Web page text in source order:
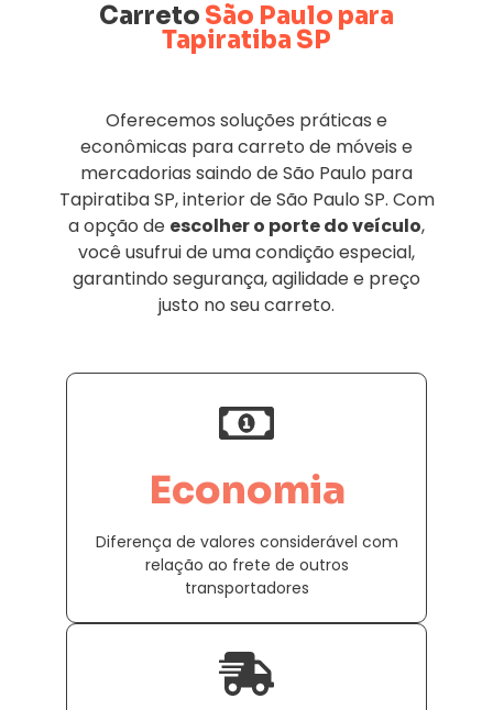
Carreto São Paulo para
Tapiratiba SP
Oferecemos soluções práticas e
econômicas para carreto de móveis e
mercadorias saindo de São Paulo para
Tapiratiba SP, interior de São Paulo SP. Com
a opção de escolher o porte do veículo,
você usufrui de uma condição especial,
garantindo segurança, agilidade e preço
justo no seu carreto.
Economia
Diferença de valores considerável com
relação ao frete de outros
transportadores